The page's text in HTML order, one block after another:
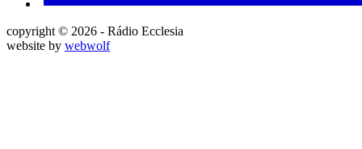
copyright © 2026 - Rádio Ecclesia
website by webwolf